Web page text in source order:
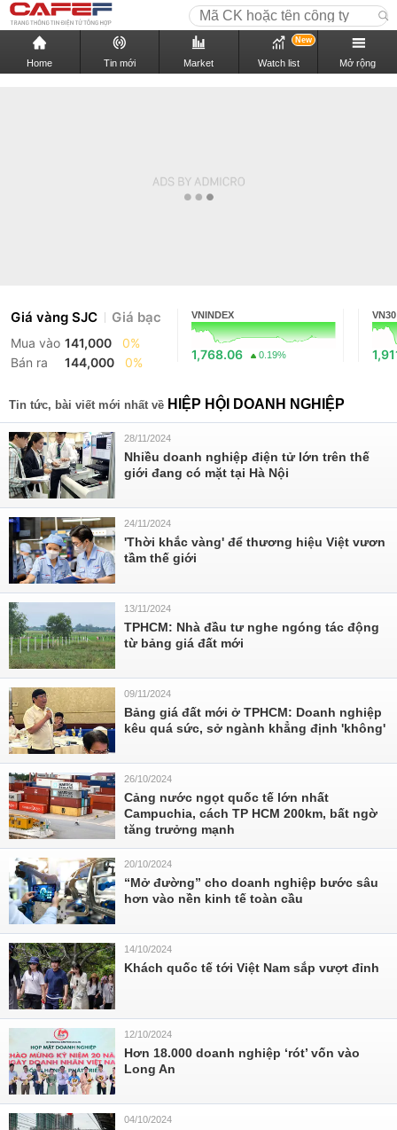
Home Tin mới Market Watch list
New
Mở rộng
Giá vàng SJC Giá bạc
Mua vào 141,000
0%
Bán ra
144,000 0%
VNINDEX
1,768.06 0.19%
VN30
Tin tức, bài viết mới nhất về HIỆP HỘI DOANH NGHIỆP
28/11/2024
Nhiều doanh nghiệp điện tử lớn trên thế
giới đang có mặt tại Hà Nội
24/11/2024
'Thời khắc vàng' để thương hiệu Việt vươn
tầm thế giới
13/11/2024
TPHCM: Nhà đầu tư nghe ngóng tác động
từ bảng giá đất mới
09/11/2024
Bảng giá đất mới ở TPHCM: Doanh nghiệp
kêu quá sức, sở ngành khẳng định 'không'
26/10/2024
Cảng nước ngọt quốc tế lớn nhất
Campuchia, cách TP HCM 200km, bất ngờ
tăng trưởng mạnh
20/10/2024
“Mở đường” cho doanh nghiệp bước sâu
hơn vào nền kinh tế toàn cầu
14/10/2024
Khách quốc tế tới Việt Nam sắp vượt đỉnh
12/10/2024
Hơn 18.000 doanh nghiệp ‘rót’ vốn vào
Long An
04/10/2024